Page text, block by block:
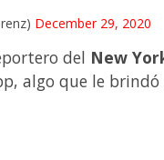
December 29, 2020
del New
algo que le brindó